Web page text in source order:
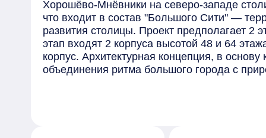
Хорошёво-Мнёвники на северо-западе
что входит в состав "Большого Сити" —
развития столицы. Проект предполагает 2
этап входят 2 корпуса высотой 48 и 64
корпус. Архитектурная концепция, в основу
объединения ритма большого города с